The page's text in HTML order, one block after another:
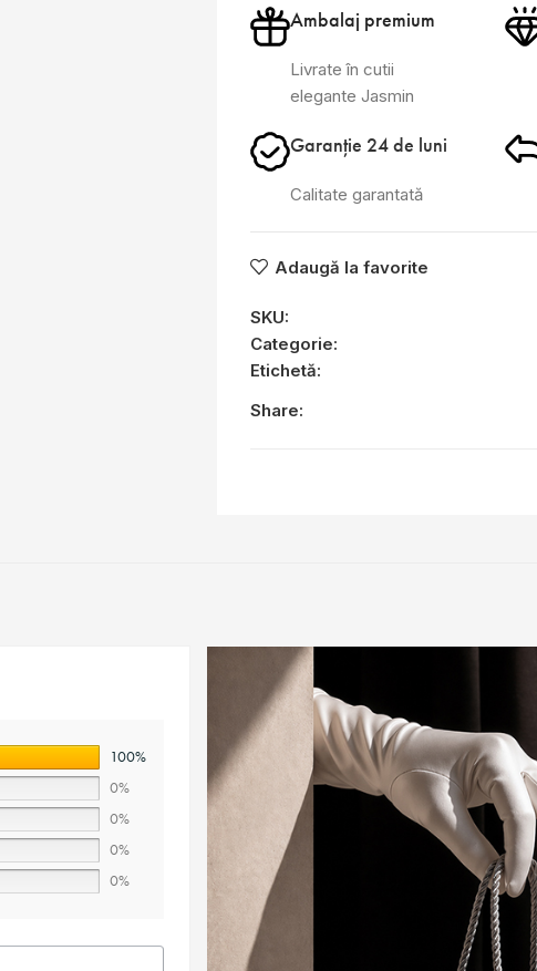
Ambalaj premium
Livrate în cutii
elegante Jasmin
Garanție 24 de luni
Calitate garantată
Adaugă la favorite
SKU:
Categorie:
Etichetă:
Share:
100%
0%
0%
0%
0%